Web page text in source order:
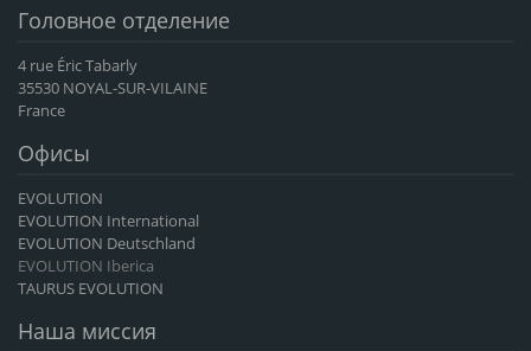
Головное отделение
4 rue Éric Tabarly
35530 NOYAL-SUR-VILAINE
France
Офисы
EVOLUTION
EVOLUTION International
EVOLUTION Deutschland
EVOLUTION Iberica
TAURUS EVOLUTION
Наша миссия